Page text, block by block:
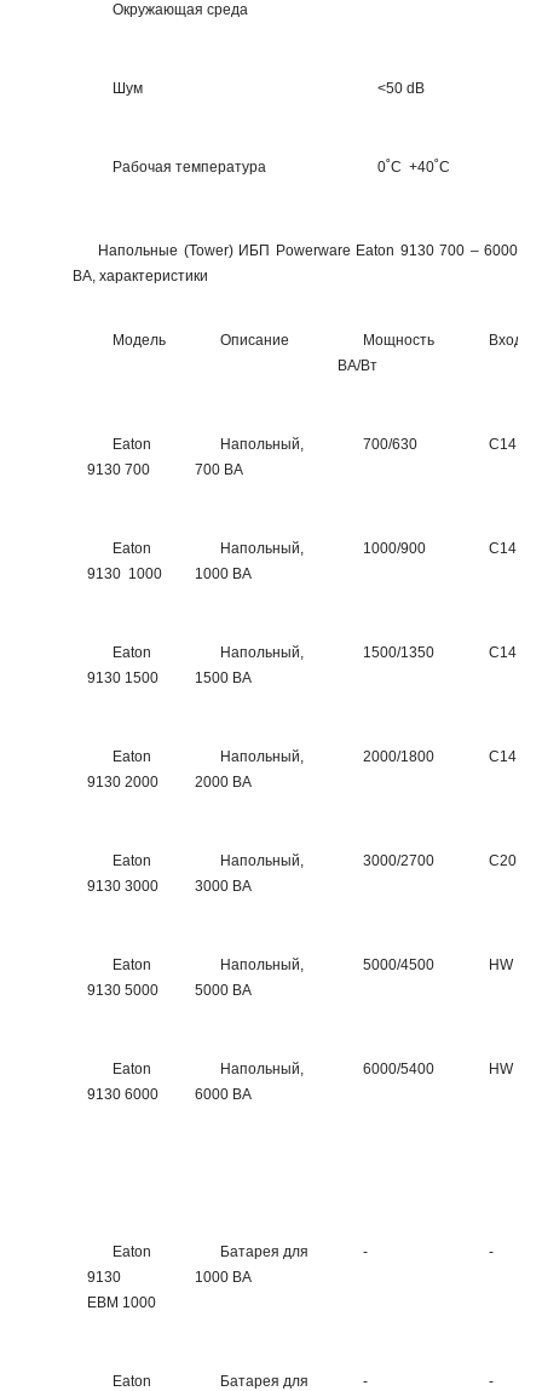
Окружающая среда
Шум <50 dB
Рабочая температура 0˚C +40˚C
Напольные (Tower) ИБП Powerware Eaton 9130 700 – 6000
ВА, характеристики
Модель Описание
Мощность
ВА/Вт
Вход
Eaton
9130 700
Напольный,
700 ВА
700/630 C14
Eaton
9130 1000
Напольный,
1000 ВА
1000/900 C14
Eaton
9130 1500
Напольный,
1500 ВА
1500/1350 C14
Eaton
9130 2000
Напольный,
2000 ВА
2000/1800 C14
Eaton
9130 3000
Напольный,
3000 ВА
3000/2700 C20
Eaton
9130 5000
Напольный,
5000 ВА
5000/4500 HW
Eaton
9130 6000
Напольный,
6000 ВА
6000/5400 HW
Eaton
9130
EBM 1000
Батарея для
1000 ВА
- -
Eaton Батарея для - -